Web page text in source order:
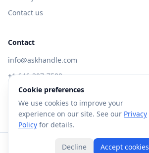
Contact us
Contact
info@askhandle.com
+1 646-397-7588
433 Broadway, New York, NY 10013
Visit AskHandle Classic →
Forte AI, Inc. All rights reserved.
Cookie preferences
We use cookies to improve your
experience on our site. See our Privacy
Policy for details.
Decline Accept cookies